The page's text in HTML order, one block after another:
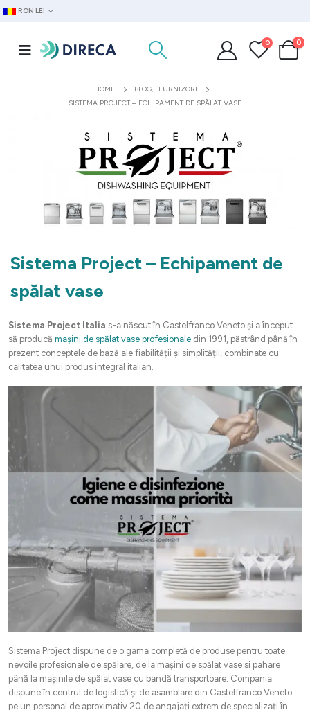
RON LEI
0 0
HOME BLOG,
FURNIZORI
SISTEMA PROJECT – ECHIPAMENT DE SPĂLAT VASE
Sistema Project – Echipament de
spălat vase
Sistema Project Italia s-a născut în Castelfranco Veneto și a început
să producă mașini de spălat vase profesionale din 1991, păstrând până în
prezent conceptele de bază ale fiabilității și simplității, combinate cu
calitatea unui produs integral italian.
Sistema Project dispune de o gama completă de produse pentru toate
nevoile profesionale de spălare, de la mașini de spălat vase si pahare
până la mașinile de spălat vase cu bandă transportoare. Compania
dispune în centrul de logistică și de asamblare din Castelfranco Veneto
pe un personal de aproximativ 20 de angajați extrem de specializați în